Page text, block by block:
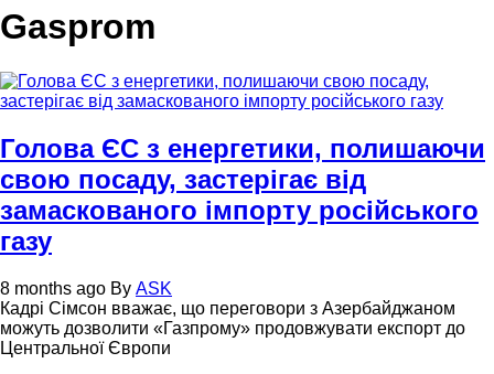
Gasprom
Голова ЄС з енергетики, полишаючи
свою посаду, застерігає від
замаскованого імпорту російського
газу
8 months ago By ASK
Кадрі Сімсон вважає, що переговори з Азербайджаном
можуть дозволити «Газпрому» продовжувати експорт до
Центральної Європи